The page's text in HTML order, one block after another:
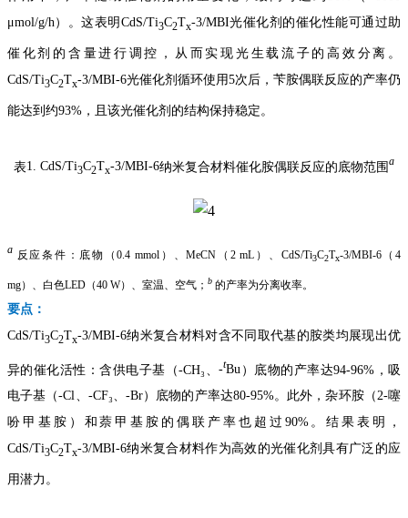
μmol/g/h ）。这表明 CdS/Ti3C2Tx-3/MBI光催化剂的催化性能可通过助
催化剂的含量进行调控，从而实现光生载流子的高效分离。
CdS/Ti3C2Tx-3/MBI-6光催化剂循环使用5次后，苄胺偶联反应的产率仍
能达到约93% ，且该光催化剂的结构保持稳定。
表1. CdS/Ti3C2Tx-3/MBI-6纳米复合材料催化胺偶联反应的底物范围a
a 反应条件：底物（0.4 mmol ）、MeCN （ 2 mL ）、 CdS/Ti3C2Tx-3/MBI-6（4
mg）、白色LED （40 W）、室温、空气； b 的产率为分离收率。
要点：
CdS/Ti3C2Tx-3/MBI-6纳米复合材料对含不同取代基的胺类均展现出优
异的催化活性：含供电子基（-CH₃ 、-tBu ）底物的产率达94-96% ，吸
电子基（-Cl、 -CF₃、 -Br）底物的产率达80-95%。此外，杂环胺（2-噻
吩甲基胺）和萘甲基胺的偶联产率也超过 90%。结果表明，
CdS/Ti3C2Tx-3/MBI-6纳米复合材料作为高效的光催化剂具有广泛的应
用潜力。